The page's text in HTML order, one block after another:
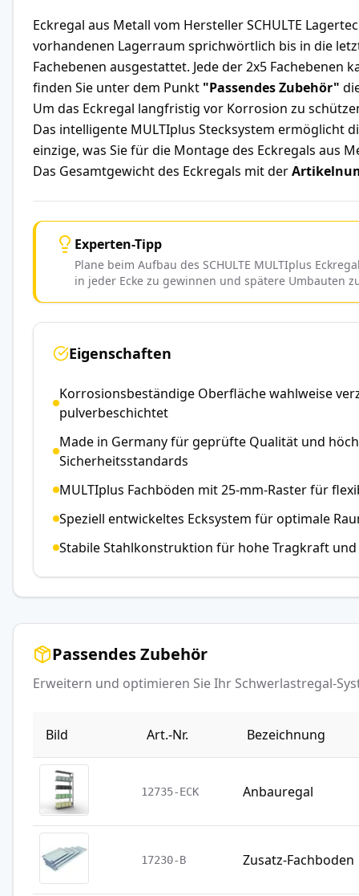
Eckregal aus Metall vom Hersteller SCHULTE
vorhandenen Lagerraum sprichwörtlich bis in die
Fachebenen ausgestattet. Jede der 2x5 Fachebenen
finden Sie unter dem Punkt "Passendes Zubehör"
Um das Eckregal langfristig vor Korrosion zu
Das intelligente MULTIplus Stecksystem ermöglicht
einzige, was Sie für die Montage des Eckregals aus
Das Gesamtgewicht des Eckregals mit der
Experten-Tipp
Plane beim Aufbau des SCHULTE MULTIplus
in jeder Ecke zu gewinnen und spätere Umbauten
Eigenschaften
Korrosionsbeständige Oberfläche wahlweise
pulverbeschichtet
Made in Germany für geprüfte Qualität und
Sicherheitsstandards
MULTIplus Fachböden mit 25-mm-Raster für
Speziell entwickeltes Ecksystem für optimale
Stabile Stahlkonstruktion für hohe Tragkraft
Passendes Zubehör
Erweitern und optimieren Sie Ihr Schwerlastregal-
Bild Art.-Nr. Bezeichnung
12735-ECK Anbauregal
17230-B Zusatz-Fachboden